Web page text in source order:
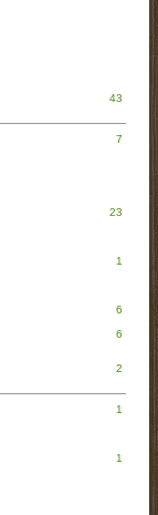
43
7
23
1
6
6
2
1
1